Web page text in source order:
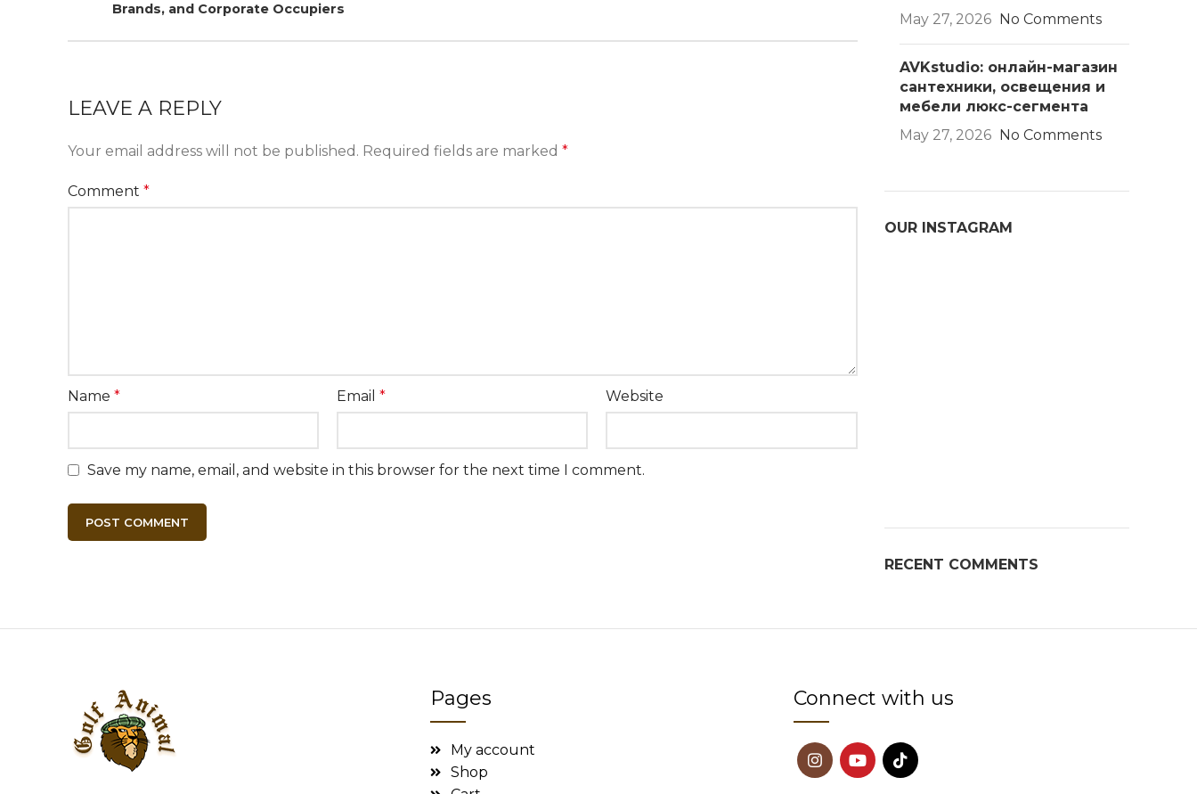
Brands, and Corporate Occupiers
LEAVE A REPLY
Your email address will not be published. Required fields are marked *
Comment *
Name * Email* Website
Save my name, email, and website in this browser for the next time I comment.
May 27, 2026 No Comments
AVKstudio: онлайн-магазин
сантехники, освещения и
мебели люкс-сегмента
May 27, 2026 No Comments
OUR INSTAGRAM
RECENT COMMENTS
Pages
My account
Shop
Connect with us